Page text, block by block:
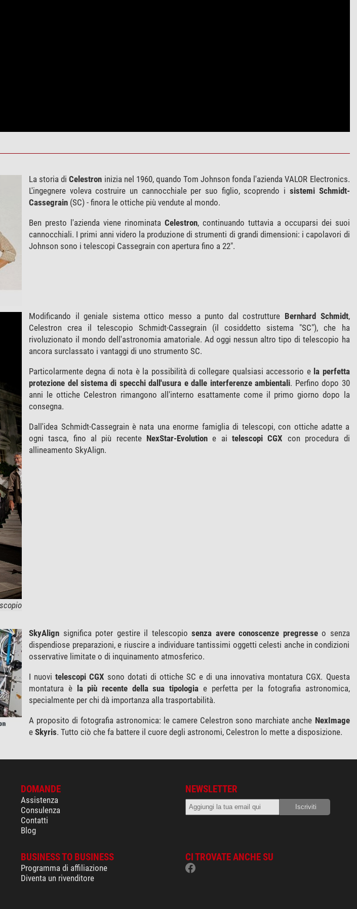
La storia diCelestron inizia nel 1960, quando Tom Johnson fonda l'azienda VALOR Electronics.
L'ingegnere voleva costruire un cannocchiale per suo figlio, scoprendo i sistemi Schmidt-
Cassegrain (SC) - finora le ottiche più vendute al mondo.
Ben presto l'azienda viene rinominata Celestron, continuando tuttavia a occuparsi dei suoi
cannocchiali. I primi anni videro la produzione di strumenti di grandi dimensioni: i capolavori di
Johnson sono i telescopi Cassegrain con apertura fino a 22".
Modificando il geniale sistema ottico messo a punto dal costrutture Bernhard Schmidt,
Celestron crea il telescopio Schmidt-Cassegrain (il cosiddetto sistema "SC"), che ha
rivoluzionato il mondo dell'astronomia amatoriale. Ad oggi nessun altro tipo di telescopio ha
ancora surclassato i vantaggi di uno strumento SC.
Particolarmente degna di nota è la possibilità di collegare qualsiasi accessorio e la perfetta
protezione del sistema di specchi dall'usura e dalle interferenze ambientali. Perfino dopo 30
anni le ottiche Celestron rimangono all'interno esattamente come il primo giorno dopo la
consegna.
Dall'idea Schmidt-Cassegrain è nata una enorme famiglia di telescopi, con ottiche adatte a
ogni tasca, fino al più recente NexStar-Evolution e aitelescopi CGX con procedura di
allineamento SkyAlign.
SkyAlign significa poter gestire il telescopiosenza avere conoscenze pregresseo senza
dispendiose preparazioni, e riuscire a individuare tantissimi oggetti celesti anche in condizioni
osservative limitate o di inquinamento atmosferico.
I nuovitelescopi CGX sono dotati di ottiche SC e di una innovativa montatura CGX. Questa
montatura è la più recente della sua tipologia e perfetta per la fotografia astronomica,
specialmente per chi dà importanza alla trasportabilità.
A proposito di fotografia astronomica: le camere Celestron sono marchiate anche NexImage
eSkyris. Tutto ciò che fa battere il cuore degli astronomi, Celestron lo mette a disposizione.
DOMANDE
Assistenza
Consulenza
Contatti
Blog
NEWSLETTER
BUSINESS TO BUSINESS
Programma di affiliazione
Diventa un rivenditore
CI TROVATE ANCHE SU